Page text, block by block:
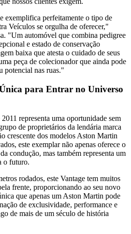
exemplifica perfeitamente o tipo de
Veículos se orgulha de oferecer,"
"Um automóvel que combina pedigree
e estado de conservação
baixa que atesta o cuidado de seus
peça de colecionador que ainda pode
potencial nas ruas."
para Entrar no Universo
representa uma oportunidade sem
de proprietários da lendária marca
crescente dos modelos Aston Martin
este exemplar não apenas oferece o
condução, mas também representa um
o futuro.
rodados, este Vantage tem muitos
frente, proporcionando ao seu novo
que apenas um Aston Martin pode
de exclusividade, performance e
de mais de um século de história